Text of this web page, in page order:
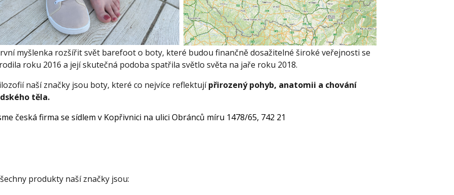
myšlenka rozšířit svět barefoot o boty, které budou finančně dosažitelné široké veřejnosti se
roku 2016 a její skutečná podoba spatřila světlo světa na jaře roku 2018.
naší značky jsou boty, které co nejvíce reflektujípřirozený pohyb, anatomii a chování
těla.
česká firma se sídlem v Kopřivnici na ulici Obránců míru 1478/65, 742 21
produkty naší značky jsou: